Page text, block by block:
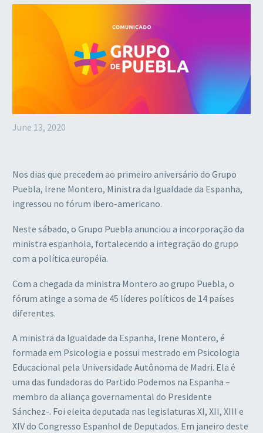
June 13, 2020
Nos dias que precedem ao primeiro aniversário do Grupo
Puebla, Irene Montero, Ministra da Igualdade da Espanha,
ingressou no fórum ibero-americano.
Neste sábado, o Grupo Puebla anunciou a incorporação da
ministra espanhola, fortalecendo a integração do grupo
com a política européia.
Com a chegada da ministra Montero ao grupo Puebla, o
fórum atinge a soma de 45 líderes políticos de 14 países
diferentes.
A ministra da Igualdade da Espanha, Irene Montero, é
formada em Psicologia e possui mestrado em Psicologia
Educacional pela Universidade Autônoma de Madri. Ela é
uma das fundadoras do Partido Podemos na Espanha –
membro da aliança governamental do Presidente
Sánchez-. Foi eleita deputada nas legislaturas XI, XII, XIII e
XIV do Congresso Espanhol de Deputados. Em janeiro deste